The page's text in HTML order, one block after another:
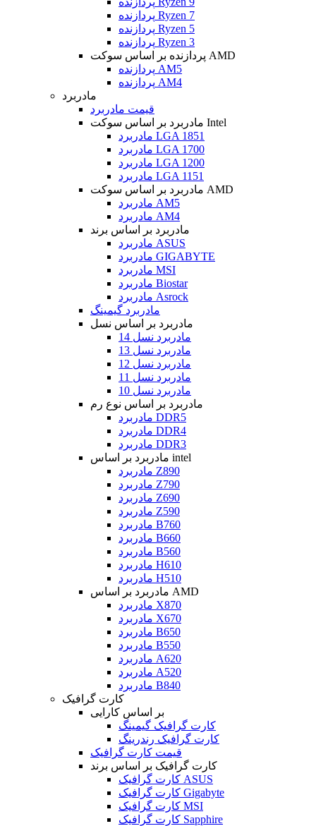
پردازنده Ryzen 7
پردازنده Ryzen 5
پردازنده Ryzen 3
پردازنده بر اساس سوکت AMD
پردازنده AM5
پردازنده AM4
مادربرد
قیمت مادربرد
مادربرد بر اساس سوکت Intel
مادربرد LGA 1851
مادربرد LGA 1700
مادربرد LGA 1200
مادربرد LGA 1151
مادربرد بر اساس سوکت AMD
مادربرد AM5
مادربرد AM4
مادربرد بر اساس برند
مادربرد ASUS
مادربرد GIGABYTE
مادربرد MSI
مادربرد Biostar
مادربرد Asrock
مادربرد گیمینگ
مادربرد بر اساس نسل
مادربرد نسل 14
مادربرد نسل 13
مادربرد نسل 12
مادربرد نسل 11
مادربرد نسل 10
مادربرد بر اساس نوع رم
مادربرد DDR5
مادربرد DDR4
مادربرد DDR3
مادربرد بر اساس intel
مادربرد Z890
مادربرد Z790
مادربرد Z690
مادربرد Z590
مادربرد B760
مادربرد B660
مادربرد B560
مادربرد H610
مادربرد H510
مادربرد بر اساس AMD
مادربرد X870
مادربرد X670
مادربرد B650
مادربرد B550
مادربرد A620
مادربرد A520
مادربرد B840
کارت گرافیک
بر اساس کارایی
کارت گرافیک گیمینگ
کارت گرافیک رندرینگ
قیمت کارت گرافیک
کارت گرافیک بر اساس برند
کارت گرافیک ASUS
کارت گرافیک Gigabyte
کارت گرافیک MSI
کارت گرافیک Sapphire